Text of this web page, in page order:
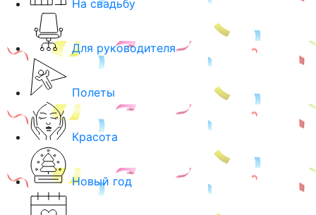
На свадьбу
Для руководителя
Полеты
Красота
Новый год